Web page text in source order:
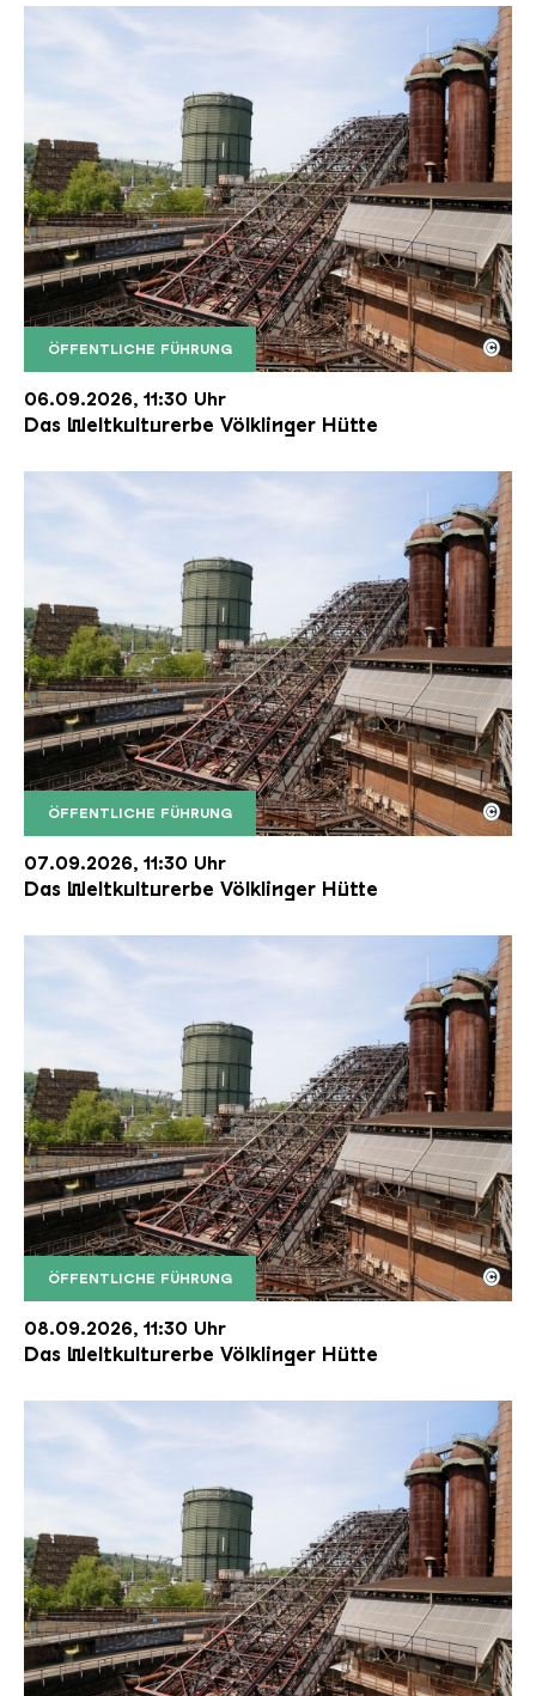
ÖFFENTLICHE FÜHRUNG
Der Erzschrägaufzug der Völklinger Hütte mit
Copyright: Weltkulturerbe Völklinger Hütte | Karl
©
06.09.2026, 11:30 Uhr
Das Weltkulturerbe Völklinger Hütte
ÖFFENTLICHE FÜHRUNG
Der Erzschrägaufzug der Völklinger Hütte mit
Copyright: Weltkulturerbe Völklinger Hütte | Karl
©
07.09.2026, 11:30 Uhr
Das Weltkulturerbe Völklinger Hütte
ÖFFENTLICHE FÜHRUNG
Der Erzschrägaufzug der Völklinger Hütte mit
Copyright: Weltkulturerbe Völklinger Hütte | Karl
©
08.09.2026, 11:30 Uhr
Das Weltkulturerbe Völklinger Hütte